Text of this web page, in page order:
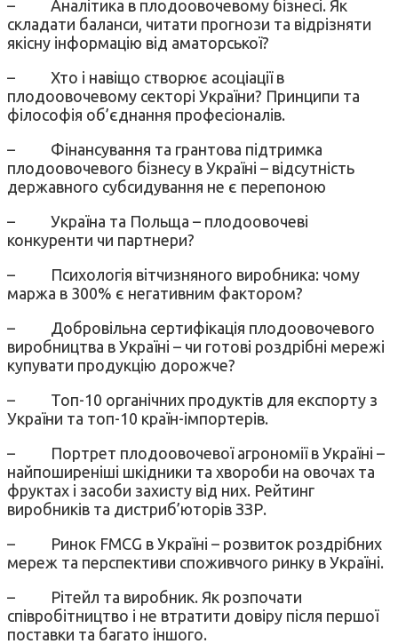
– Аналітика в плодоовочевому бізнесі. Як
складати баланси, читати прогнози та відрізняти
якісну інформацію від аматорської?
– Хто і навіщо створює асоціації в
плодоовочевому секторі України? Принципи та
філософія об’єднання професіоналів.
– Фінансування та грантова підтримка
плодоовочевого бізнесу в Україні – відсутність
державного субсидування не є перепоною
– Україна та Польща – плодоовочеві
конкуренти чи партнери?
– Психологія вітчизняного виробника: чому
маржа в 300% є негативним фактором?
– Добровільна сертифікація плодоовочевого
виробництва в Україні – чи готові роздрібні мережі
купувати продукцію дорожче?
– Топ-10 органічних продуктів для експорту з
України та топ-10 країн-імпортерів.
– Портрет плодоовочевої агрономії в Україні –
найпоширеніші шкідники та хвороби на овочах та
фруктах і засоби захисту від них. Рейтинг
виробників та дистриб’юторів ЗЗР.
– Ринок FMCG в Україні – розвиток роздрібних
мереж та перспективи споживчого ринку в Україні.
– Рітейл та виробник. Як розпочати
співробітництво і не втратити довіру після першої
поставки та багато іншого.